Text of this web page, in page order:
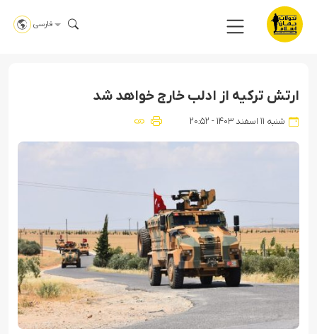
فارسی
ارتش ترکیه از ادلب خارج خواهد شد
شنبه ۱۱ اسفند ۱۴۰۳ - ۲۰:۵۲